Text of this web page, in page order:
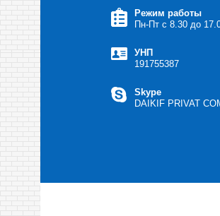
Режим работы
Пн-Пт с 8.30 до
УНП
191755387
Skype
DAIKIF PRIVAT